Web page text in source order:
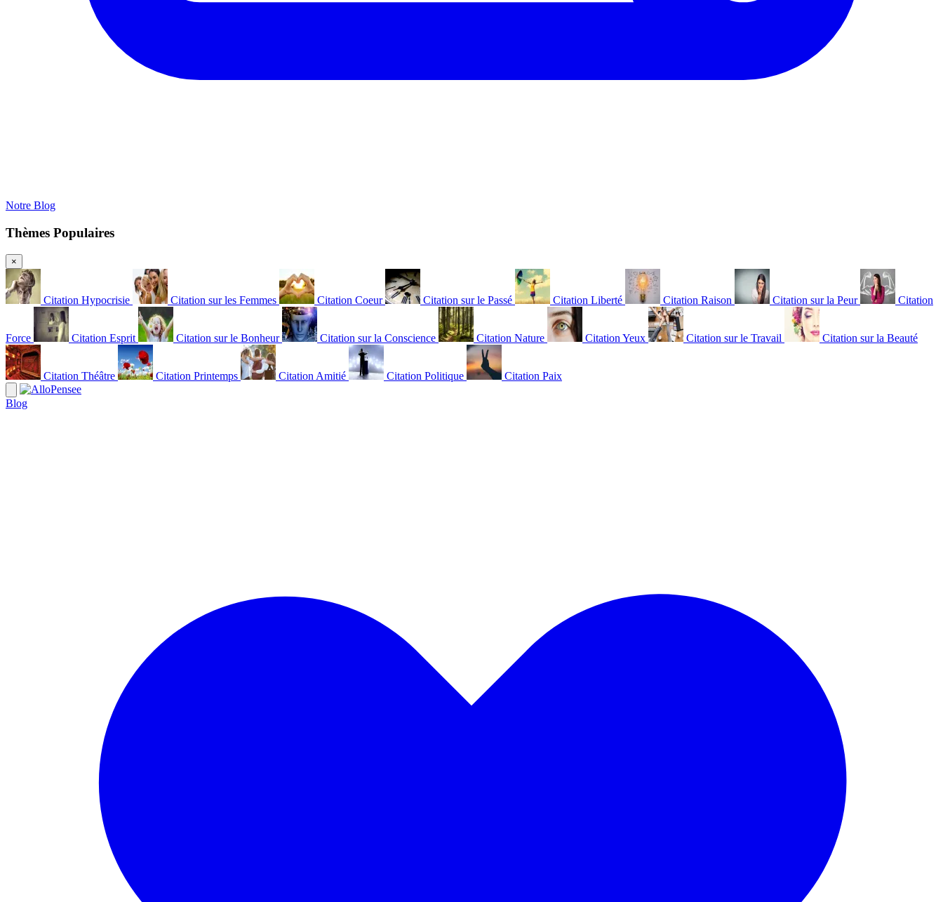
Notre Blog
Thèmes Populaires
×
Citation Hypocrisie Citation sur les Femmes Citation Coeur Citation sur le Passé Citation Liberté Citation Raison Citation sur la Peur Citation
Force Citation Esprit Citation sur le Bonheur Citation sur la Conscience Citation Nature Citation Yeux Citation sur le Travail Citation sur la Beauté
Citation Théâtre Citation Printemps Citation Amitié Citation Politique Citation Paix
Blog